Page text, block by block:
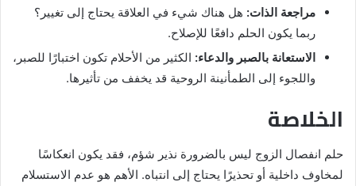
مراجعة الذات: هل هناك شيء في العلاقة يحتاج إلى تغيير؟
ربما يكون الحلم دافعًا للإصلاح.
الاستعانة بالصبر والدعاء: الكثير من الأحلام تكون اختبارًا للصبر،
واللجوء إلى الطمأنينة الروحية قد يخفف من تأثيرها.
الخلاصة
حلم انفصال الزوج ليس بالضرورة نذير شؤم، فقد يكون انعكاسًا
لمخاوف داخلية أو تحذيرًا يحتاج إلى انتباه. الأهم هو عدم الاستسلام